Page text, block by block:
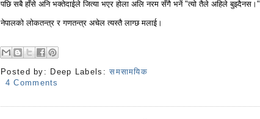
पछि सबै हाँसे अनि भक्तेदाईले जित्या भएर होला अलि नरम सँगै भनें "त्यो तैले अहिले बुझ्दैनस।"
नेपालको लोकतन्त्र र गणतन्त्र अचेल त्यस्तै लाग्छ मलाई।
Posted by: Deep Labels:समसामयिक
4 Comments